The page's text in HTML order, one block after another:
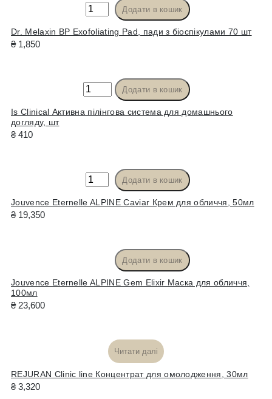
всих
типів
Dr.
BP
пади
з
біоспікулами
Додати в кошик
Dr. Melaxin BP Exofoliating Pad, пади з біоспікулами 70 шт
₴1,850
Is
Активна
домашнього
догляду,
шт
Додати в кошик
Is Clinical Активна пілінгова система для домашнього
догляду, шт
₴410
Jouvence
Eternelle
ALPINE
обличчя,
50мл
Додати в кошик
Jouvence Eternelle ALPINE Caviar Крем для обличчя, 50мл
₴19,350
Jouvence
Eternelle
Маска
для
обличчя,
Додати в кошик
Jouvence Eternelle ALPINE Gem Elixir Маска для обличчя,
100мл
₴23,600
Читати далі
REJURAN Clinic line Концентрат для омолодження, 30мл
₴3,320